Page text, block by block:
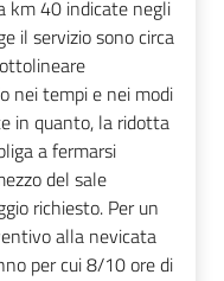
km 40 indicate negli
il servizio sono circa
nei tempi e nei modi
in quanto, la ridotta
a fermarsi
del sale
richiesto. Per un
alla nevicata
per cui 8/10 ore di